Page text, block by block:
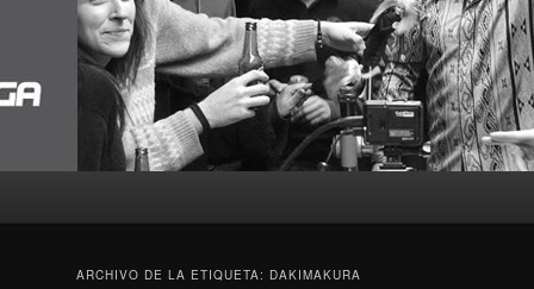
ARCHIVO DE LA ETIQUETA: DAKIMAKURA